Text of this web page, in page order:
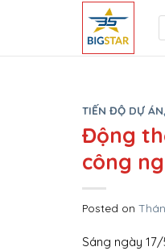
TIẾN ĐỘ DỰ ÁN,
Động
công
Posted on
Sáng ngày